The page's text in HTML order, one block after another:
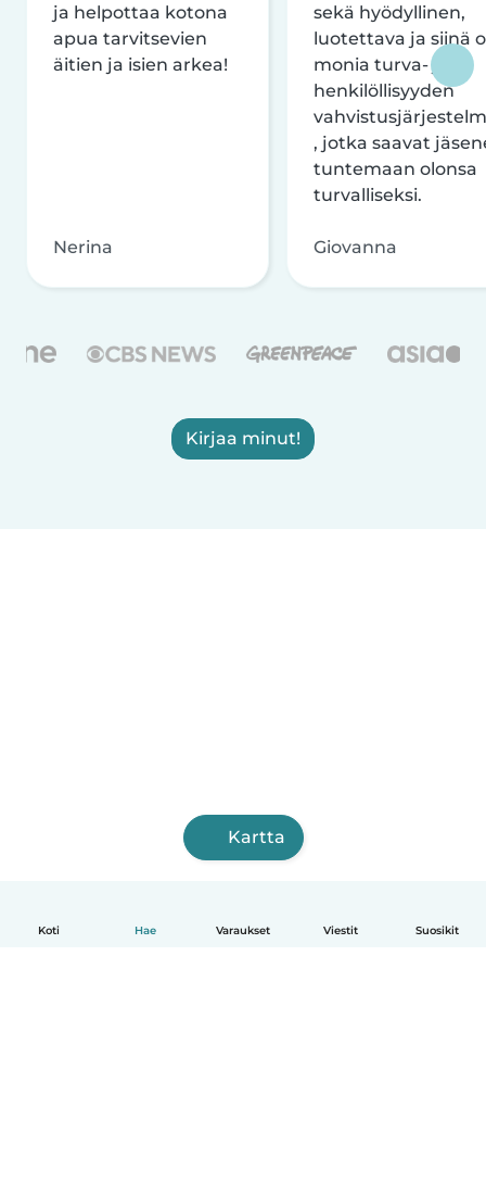
Koti Hae Varaukset Viestit Suosikit
ja helpottaa kotona
apua tarvitsevien
äitien ja isien arkea!
Nerina
sekä hyödyllinen,
luotettava ja siinä
monia turva- ja
henkilöllisyyden
, jotka saavat
tuntemaan olonsa
turvalliseksi.
Giovanna
Kirjaa minut!
Kartta